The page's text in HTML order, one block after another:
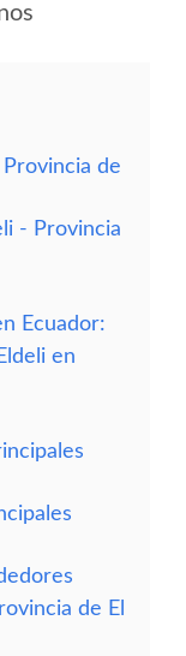
de
- Provincia
Ecuador:
en
de El